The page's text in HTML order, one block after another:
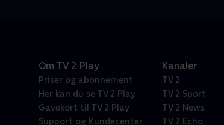
Om TV 2 Play
Priser og abonnement
Her kan du se TV 2 Play
Gavekort til TV 2 Play
Support og Kundecenter
Kanaler
TV 2
TV 2 Sport
TV 2 News
TV 2 Echo